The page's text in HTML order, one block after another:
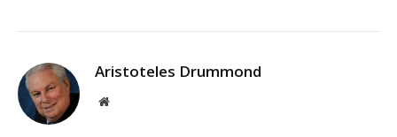
Aristoteles Drummond
Site